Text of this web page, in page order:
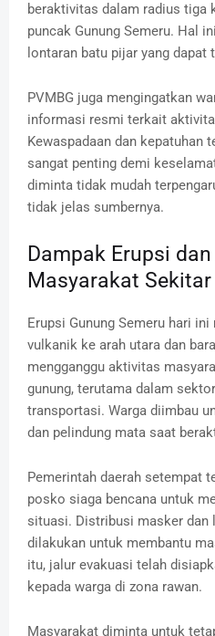
beraktivitas dalam radius tiga
puncak Gunung Semeru. Hal
lontaran batu pijar yang dapat
PVMBG juga mengingatkan
informasi resmi terkait
Kewaspadaan dan kepatuhan
sangat penting demi
diminta tidak mudah
tidak jelas sumbernya.
Dampak Erupsi
Masyarakat Sekitar
Erupsi Gunung Semeru hari
vulkanik ke arah utara dan
mengganggu aktivitas
gunung, terutama dalam
transportasi. Warga diimbau
dan pelindung mata saat
Pemerintah daerah setempat
posko siaga bencana untuk
situasi. Distribusi masker
dilakukan untuk membantu
itu, jalur evakuasi telah
kepada warga di zona rawan.
Masyarakat diminta untuk